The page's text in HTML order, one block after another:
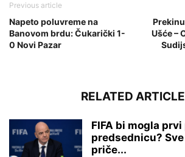
Previous article
Napeto poluvreme na
Banovom brdu: Čukarički 1-
0 Novi Pazar
Ušće –
RELATED
FIFA bi mogla
predsednicu?
priče...